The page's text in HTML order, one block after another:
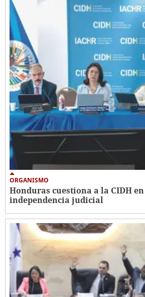
ORGANISMO
Honduras cuestiona a la CIDH
independencia judicial